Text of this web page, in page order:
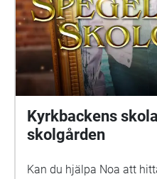
Vi andra som har jobbat
Ahlstedt, Clas
Gammals, Anne
Ingman, Anna-Maija
Are Nikkinen. Äventyret är gjort av Svenska Yle
drama. Vi hoppas att du ska ha en rolig och
spännande stund på din
Kyrkbackens
skolgården
Kan du hjälpa Noa att